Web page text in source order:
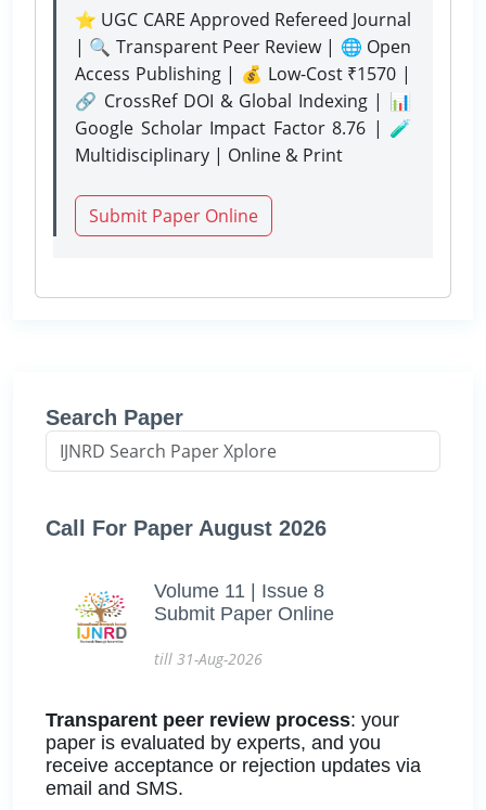
⭐ UGC CARE Approved Refereed Journal
| 🔍 Transparent Peer Review | 🌐 Open
Access Publishing | 💰 Low-Cost ₹1570 |
🔗 CrossRef DOI & Global Indexing | 📊
Google Scholar Impact Factor 8.76 | 🧪
Multidisciplinary | Online & Print
Submit Paper Online
Search Paper
Call For Paper August 2026
Volume 11 | Issue 8
Submit Paper Online
till 31-Aug-2026
Transparent peer review process: your
paper is evaluated by experts, and you
receive acceptance or rejection updates via
email and SMS.